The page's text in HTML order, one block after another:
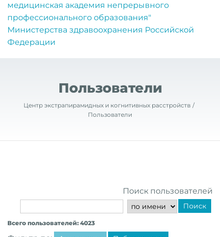
медицинская академия непрерывного
профессионального образования"
Министерства здравоохранения Российской
Федерации
Пользователи
Центр экстрапирамидных и когнитивных расстройств
Пользователи
Поиск пользователей
Поиск
Всего пользователей: 4023